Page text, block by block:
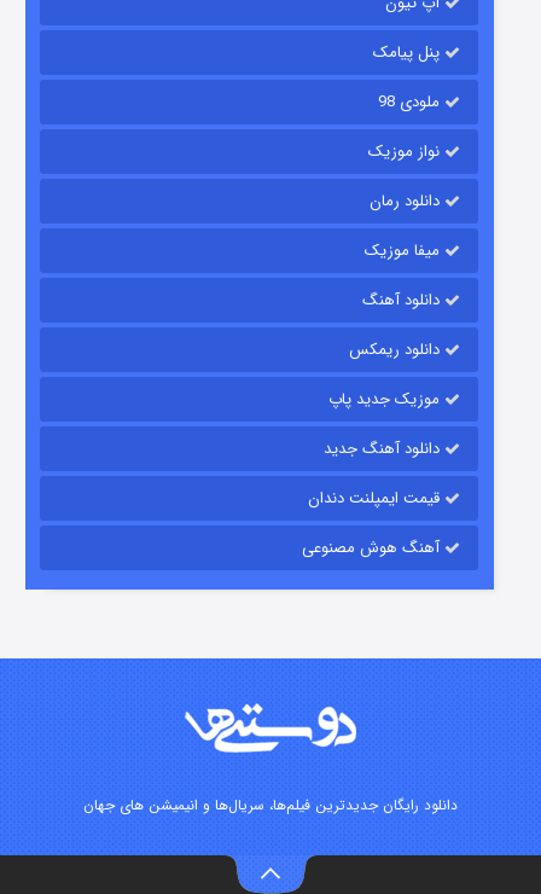
قسمت۶ (زیرنویس) منتشر شد
قسمت۱۵ (دوبله) منتشر شد
پنل پیامک
ملودی 98
نواز موزیک
دانلود رمان
میفا موزیک
دانلود آهنگ
دانلود ریمکس
موزیک جدید پاپ
دانلود آهنگ جدید
قیمت ایمپلنت دندان
آهنگ هوش مصنوعی
دانلود رایگان جدیدترین فیلم‌ها، سریال‌ها و انیمیشن های جهان